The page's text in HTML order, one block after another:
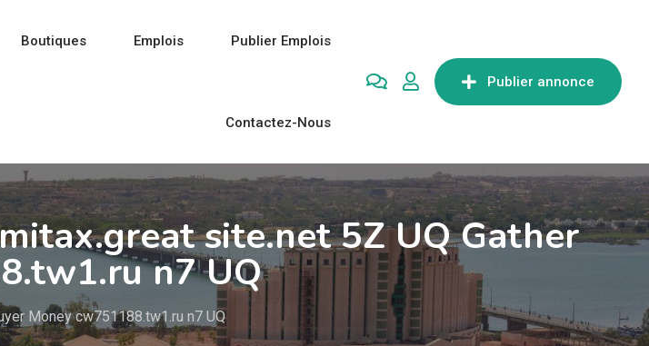
Publier annonce
Boutiques Emplois Publier Emplois
Contactez-Nous
site.net 5Z UQ Gather
n7 UQ
Money cw751188.tw1.ru n7 UQ